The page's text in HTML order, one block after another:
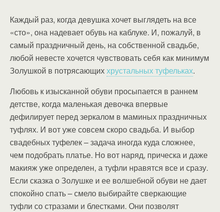
Каждый раз, когда девушка хочет выглядеть на все
«сто», она надевает обувь на каблуке. И, пожалуй, в
самый праздничный день, на собственной свадьбе,
любой невесте хочется чувствовать себя как минимум
Золушкой в потрясающиххрустальных туфельках.
Любовь к изысканной обуви просыпается в раннем
детстве, когда маленькая девочка впервые
дефилирует перед зеркалом в маминых праздничных
туфлях. И вот уже совсем скоро свадьба. И выбор
свадебных туфелек – задача иногда куда сложнее,
чем подобрать платье. Но вот наряд, прическа и даже
макияж уже определен, а туфли нравятся все и сразу.
Если сказка о Золушке и ее волшебной обуви не дает
спокойно спать – смело выбирайте сверкающие
туфли со стразами и блестками. Они позволят